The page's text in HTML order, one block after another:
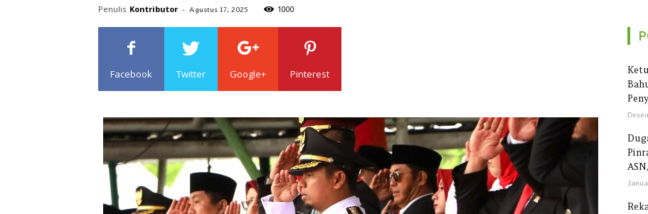
Sulawesi
Penulis Kontributor - Agustus 17, 2025 1000
Facebook Twitter Google+ Pinterest